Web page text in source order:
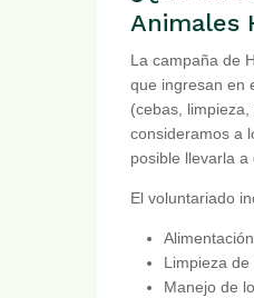
Animales
La campaña de
que ingresan en
(cebas,
consideramos a
posible llevarla a
El voluntariado
Limpieza de
Manejo de